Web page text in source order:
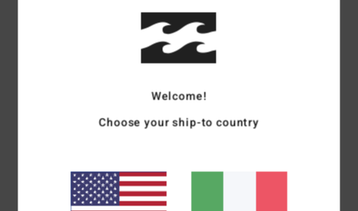
Recensioni dei clienti
Punteggio medio
4.0/5
basato su1 recensioni verificate
Il 100% dei nostri clienti consiglia questo prodotto
Welcome!
Choose your ship-to country